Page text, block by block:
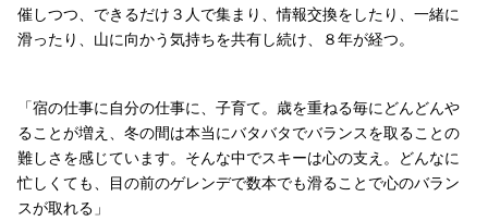
催しつつ、できるだけ３人で集まり、情報交換をしたり、一緒に
滑ったり、山に向かう気持ちを共有し続け、８年が経つ。
「宿の仕事に自分の仕事に、子育て。歳を重ねる毎にどんどんや
ることが増え、冬の間は本当にバタバタでバランスを取ることの
難しさを感じています。そんな中でスキーは心の支え。どんなに
忙しくても、目の前のゲレンデで数本でも滑ることで心のバラン
スが取れる」